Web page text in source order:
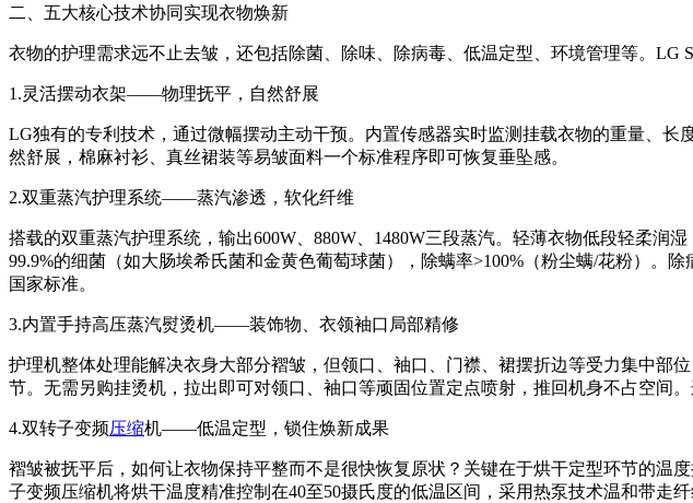
二、五大核心技术协同实现衣物焕新
衣物的护理需求远不止去皱，还包括除菌、除味、除病毒、低温定型、环境管理等。LG
1.灵活摆动衣架——物理抚平，自然舒展
LG独有的专利技术，通过微幅摆动主动干预。内置传感器实时监测挂载衣物的重量、
然舒展，棉麻衬衫、真丝裙装等易皱面料一个标准程序即可恢复垂坠感。
2.双重蒸汽护理系统——蒸汽渗透，软化纤维
搭载的双重蒸汽护理系统，输出600W、880W、1480W三段蒸汽。轻薄衣物低段轻柔
99.9%的细菌（如大肠埃希氏菌和金黄色葡萄球菌），除螨率>100%（粉尘螨/花粉）。
国家标准。
3.内置手持高压蒸汽熨烫机——装饰物、衣领袖口局部精修
护理机整体处理能解决衣身大部分褶皱，但领口、袖口、门襟、裙摆折边等受力集中部
节。无需另购挂烫机，拉出即可对领口、袖口等顽固位置定点喷射，推回机身不占空间
4.双转子变频压缩机——低温定型，锁住焕新成果
褶皱被抚平后，如何让衣物保持平整而不是很快恢复原状？关键在于烘干定型环节的温
子变频压缩机将烘干温度精准控制在40至50摄氏度的低温区间，采用热泵技术温和带